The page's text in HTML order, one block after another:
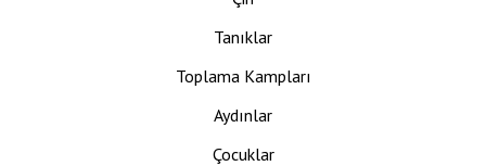
Tanıklar
Toplama Kampları
Aydınlar
Çocuklar